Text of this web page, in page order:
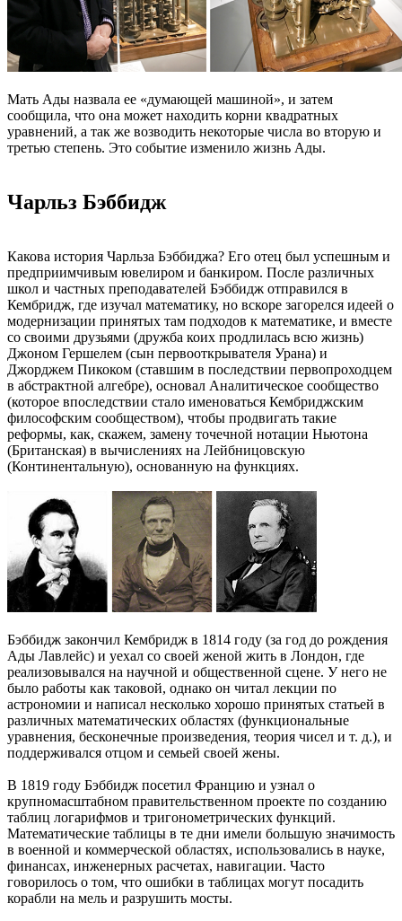
Мать Ады назвала ее «думающей машиной», и затем
сообщила, что она может находить корни квадратных
уравнений, а так же возводить некоторые числа во вторую и
третью степень. Это событие изменило жизнь Ады.
Чарльз Бэббидж
Какова история Чарльза Бэббиджа? Его отец был успешным и
предприимчивым ювелиром и банкиром. После различных
школ и частных преподавателей Бэббидж отправился в
Кембридж, где изучал математику, но вскоре загорелся идеей о
модернизации принятых там подходов к математике, и вместе
со своими друзьями (дружба коих продлилась всю жизнь)
Джоном Гершелем (сын первооткрывателя Урана) и
Джорджем Пикоком (ставшим в последствии первопроходцем
в абстрактной алгебре), основал Аналитическое сообщество
(которое впоследствии стало именоваться Кембриджским
философским сообществом), чтобы продвигать такие
реформы, как, скажем, замену точечной нотации Ньютона
(Британская) в вычислениях на Лейбницовскую
(Континентальную), основанную на функциях.
Бэббидж закончил Кембридж в 1814 году (за год до рождения
Ады Лавлейс) и уехал со своей женой жить в Лондон, где
реализовывался на научной и общественной сцене. У него не
было работы как таковой, однако он читал лекции по
астрономии и написал несколько хорошо принятых статьей в
различных математических областях (функциональные
уравнения, бесконечные произведения, теория чисел и т. д.), и
поддерживался отцом и семьей своей жены.
В 1819 году Бэббидж посетил Францию и узнал о
крупномасштабном правительственном проекте по созданию
таблиц логарифмов и тригонометрических функций.
Математические таблицы в те дни имели большую значимость
в военной и коммерческой областях, использовались в науке,
финансах, инженерных расчетах, навигации. Часто
говорилось о том, что ошибки в таблицах могут посадить
корабли на мель и разрушить мосты.